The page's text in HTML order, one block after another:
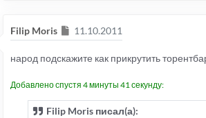
Filip Moris Сообщение
11.10.2011
народ подскажите как прикрутить
Добавлено спустя 4 минуты 41 секунду:
Filip Moris писал(а):